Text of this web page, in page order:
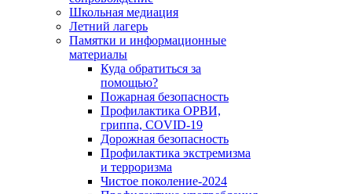
Школьная медиация
Летний лагерь
Памятки и информационные
материалы
Куда обратиться за
помощью?
Пожарная безопасность
Профилактика ОРВИ,
гриппа, COVID-19
Дорожная безопасность
Профилактика экстремизма
и терроризма
Чистое поколение-2024